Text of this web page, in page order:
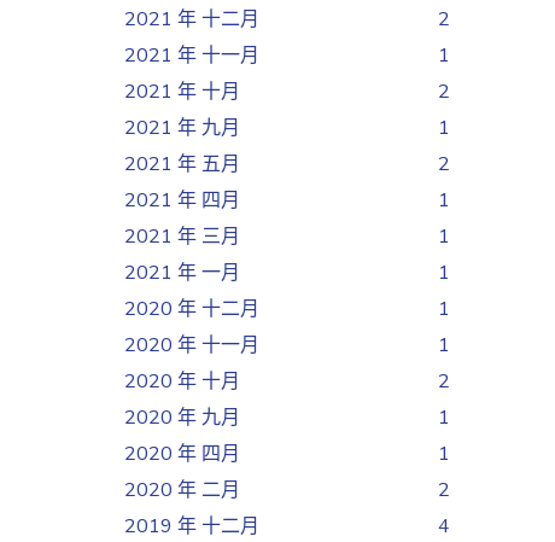
2021 年 十二月
2
2021 年 十一月
1
2021 年 十月
2
2021 年 九月
1
2021 年 五月
2
2021 年 四月
1
2021 年 三月
1
2021 年 一月
1
2020 年 十二月
1
2020 年 十一月
1
2020 年 十月
2
2020 年 九月
1
2020 年 四月
1
2020 年 二月
2
2019 年 十二月
4